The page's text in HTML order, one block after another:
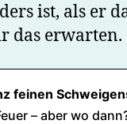
ist, als er
das erwarten.